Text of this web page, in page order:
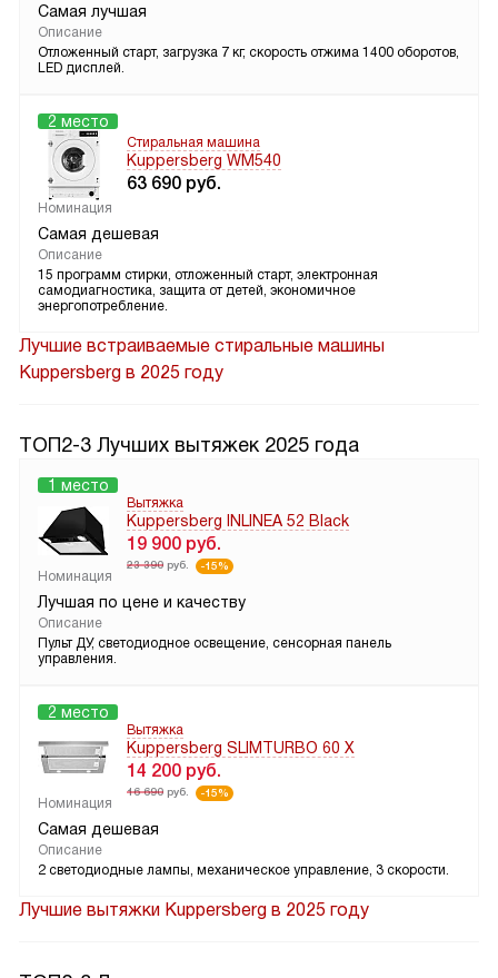
Самая лучшая
Описание
Отложенный старт, загрузка 7 кг, скорость отжима 1400 оборотов,
LED дисплей.
2 место
Стиральная машина
Kuppersberg WM540
63 690 руб.
Номинация
Самая дешевая
Описание
15 программ стирки, отложенный старт, электронная
самодиагностика, защита от детей, экономичное
энергопотребление.
Лучшие встраиваемые стиральные машины
Kuppersberg в 2025 году
ТОП2-3 Лучших вытяжек 2025 года
1 место
Вытяжка
Kuppersberg INLINEA 52 Black
19 900 руб.
23 390 руб. -15%
Номинация
Лучшая по цене и качеству
Описание
Пульт ДУ, светодиодное освещение, сенсорная панель
управления.
2 место
Вытяжка
Kuppersberg SLIMTURBO 60 X
14 200 руб.
16 690 руб. -15%
Номинация
Самая дешевая
Описание
2 светодиодные лампы, механическое управление, 3 скорости.
Лучшие вытяжки Kuppersberg в 2025 году